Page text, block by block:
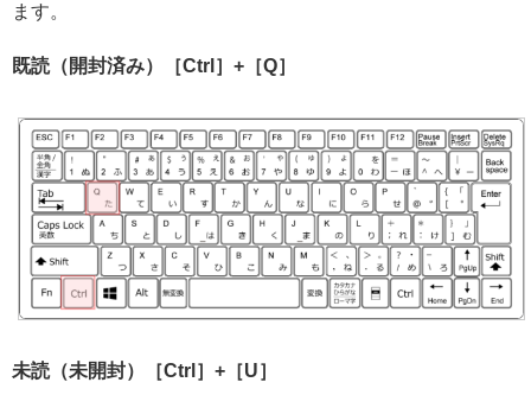
ます。
既読（開封済み）［Ctrl］+［Q］
未読（未開封）［Ctrl］+［U］